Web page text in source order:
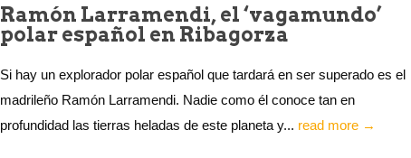
Ramón Larramendi, el ‘vagamundo’
polar español en Ribagorza
Si hay un explorador polar español que tardará en ser superado es el
madrileño Ramón Larramendi. Nadie como él conoce tan en
profundidad las tierras heladas de este planeta y... read more →